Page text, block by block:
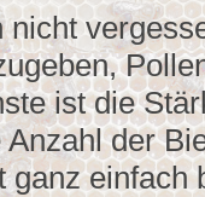
nicht
ist die
Anzahl der
ganz einfach